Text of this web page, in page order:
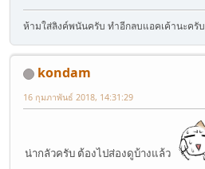
ห้ามใส่ลิงค์พนันครับ ทำอีกลบแอคเค้านะครับ
kondam
16 กุมภาพันธ์ 2018, 14:31:29
น่ากลัวครับ ต้องไปส่องดูบ้างแล้ว